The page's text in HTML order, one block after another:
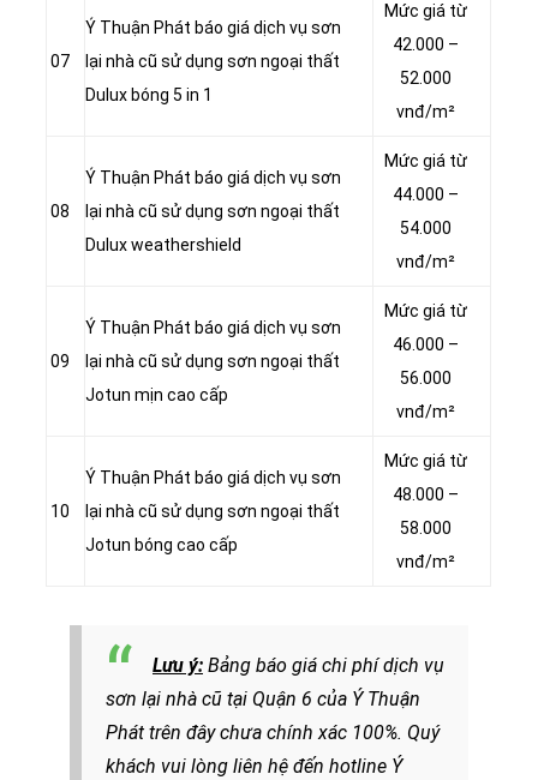
07
Ý Thuận Phát báo giá dịch vụ sơn
lại nhà cũ sử dụng sơn ngoại thất
Dulux bóng 5 in 1
Mức giá từ
42.000 –
52.000
vnđ/m²
08
Ý Thuận Phát báo giá dịch vụ sơn
lại nhà cũ sử dụng sơn ngoại thất
Dulux weathershield
Mức giá từ
44.000 –
54.000
vnđ/m²
09
Ý Thuận Phát báo giá dịch vụ sơn
lại nhà cũ sử dụng sơn ngoại thất
Jotun mịn cao cấp
Mức giá từ
46.000 –
56.000
vnđ/m²
10
Ý Thuận Phát báo giá dịch vụ sơn
lại nhà cũ sử dụng sơn ngoại thất
Jotun bóng cao cấp
Mức giá từ
48.000 –
58.000
vnđ/m²
Lưu ý: Bảng báo giá chi phí dịch vụ
sơn lại nhà cũ tại Quận 6 của Ý Thuận
Phát trên đây chưa chính xác 100%. Quý
khách vui lòng liên hệ đến hotline Ý